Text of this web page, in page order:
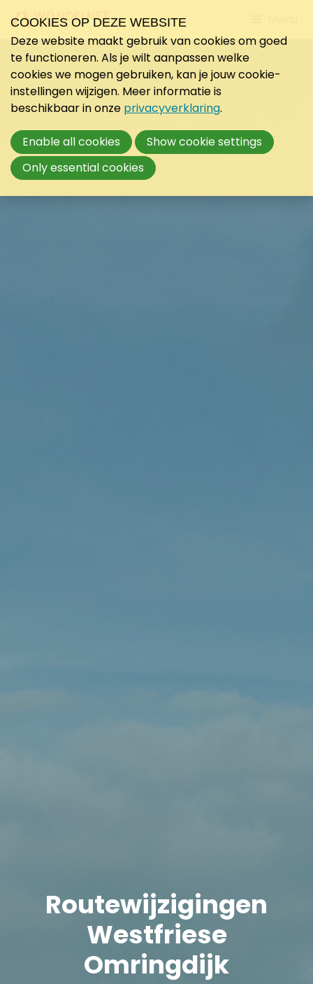
to
Routewijzigingen
Westfriese
Omringdijk
COOKIES OP DEZE WEBSITE
Deze website maakt gebruik van cookies om goed
te functioneren. Als je wilt aanpassen welke
cookies we mogen gebruiken, kan je jouw cookie-
instellingen wijzigen. Meer informatie is
beschikbaar in onze privacyverklaring.
Enable all cookies
Show cookie settings
Only essential cookies